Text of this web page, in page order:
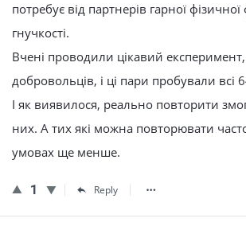
потребує від партнерів гарної
гнучкості.
Вчені проводили цікавий
добровольців, і ці пари пробували всі
І як виявилося, реально повторити
них. А тих які можна повторювати
умовах ще менше.
1 Reply